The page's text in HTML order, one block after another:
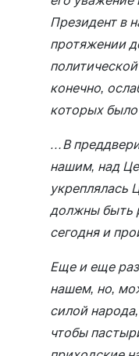
Президент в
протяжении
конечно,
которых
…В
нашим, над
укреплялась
должны быть
сегодня и
Еще и еще
нашем, но,
силой
чтобы